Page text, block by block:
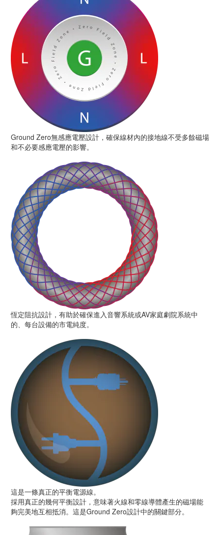
Ground Zero無感應電壓設計，確保線材內的接地線不受多餘磁場
和不必要感應電壓的影響。
恆定阻抗設計，有助於確保進入音響系統或AV家庭劇院系統中
的、每台設備的市電純度。
這是一條真正的平衡電源線。
採用真正的幾何平衡設計，意味著火線和零線導體產生的磁場能
夠完美地互相抵消。這是Ground Zero設計中的關鍵部分。